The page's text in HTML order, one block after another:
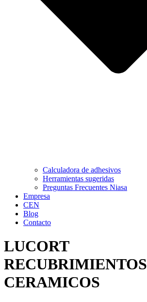
Calculadora de adhesivos
Herramientas sugeridas
Preguntas Frecuentes Niasa
Empresa
CEN
Blog
Contacto
LUCORT
RECUBRIMIENTOS
CERAMICOS